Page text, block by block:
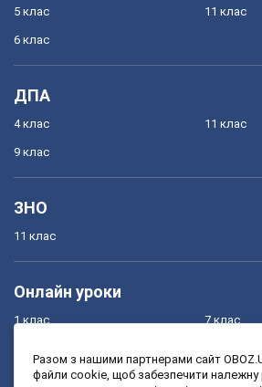
5 клас
6 клас
11 клас
ДПА
4 клас
9 клас
11 клас
ЗНО
11 клас
Онлайн уроки
1 клас
3 клас
7 клас
9 клас
Разом з нашими партнерами сайт
файли cookie, щоб забезпечити належну